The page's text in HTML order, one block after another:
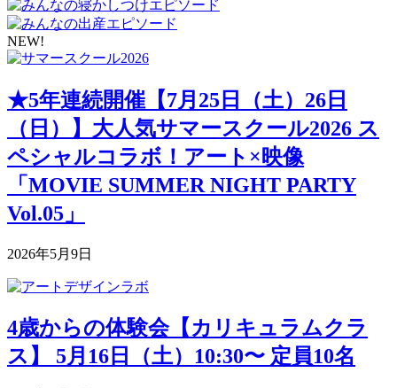
NEW!
★5年連続開催【7月25日（土）26日
（日）】大人気サマースクール2026 ス
ペシャルコラボ！アート×映像
「MOVIE SUMMER NIGHT PARTY
Vol.05」
2026年5月9日
4歳からの体験会【カリキュラムクラ
ス】 5月16日（土）10:30〜 定員10名